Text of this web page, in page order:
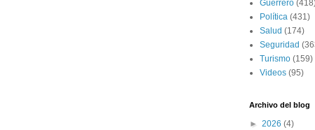
Guerrero
Política (431)
Salud (174)
Seguridad
Turismo (159)
Videos (95)
Archivo del blog
► 2026 (4)